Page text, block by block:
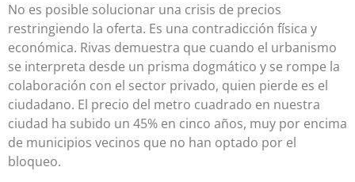
No es posible solucionar una crisis de precios
restringiendo la oferta. Es una contradicción física y
económica. Rivas demuestra que cuando el urbanismo
se interpreta desde un prisma dogmático y se rompe la
colaboración con el sector privado, quien pierde es el
ciudadano. El precio del metro cuadrado en nuestra
ciudad ha subido un 45% en cinco años, muy por encima
de municipios vecinos que no han optado por el
bloqueo.